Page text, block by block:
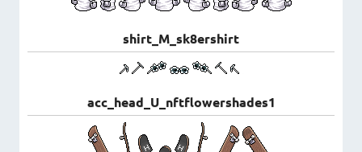
shirt_M_sk8ershirt
acc_head_U_nftflowershades1